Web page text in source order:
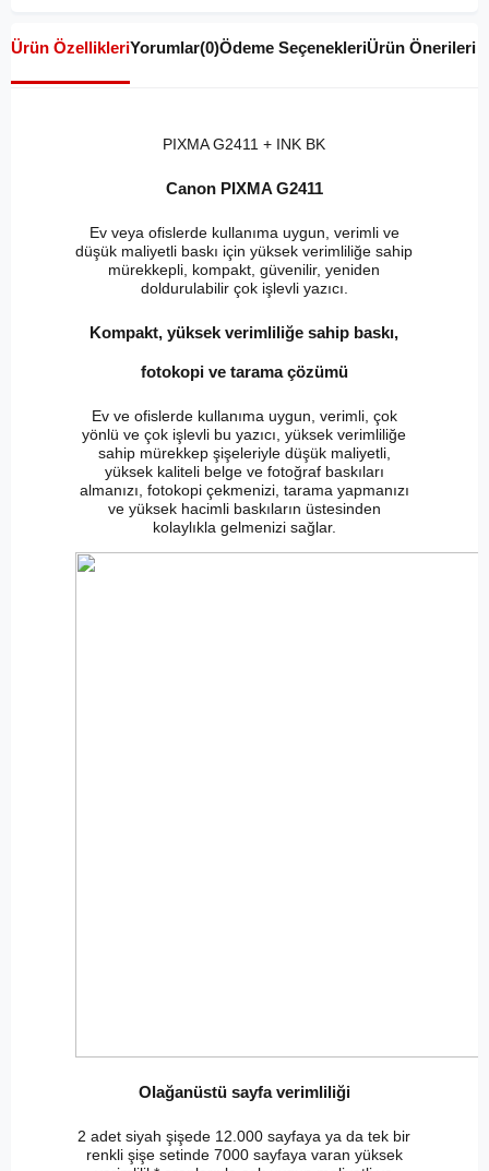
Ürün ÖzellikleriYorumlar(0)Ödeme SeçenekleriÜrün Önerileri
PIXMA G2411 + INK BK
Canon PIXMA G2411
Ev veya ofislerde kullanıma uygun, verimli ve
düşük maliyetli baskı için yüksek verimliliğe sahip
mürekkepli, kompakt, güvenilir, yeniden
doldurulabilir çok işlevli yazıcı.
Kompakt, yüksek verimliliğe sahip baskı,
fotokopi ve tarama çözümü
Ev ve ofislerde kullanıma uygun, verimli, çok
yönlü ve çok işlevli bu yazıcı, yüksek verimliliğe
sahip mürekkep şişeleriyle düşük maliyetli,
yüksek kaliteli belge ve fotoğraf baskıları
almanızı, fotokopi çekmenizi, tarama yapmanızı
ve yüksek hacimli baskıların üstesinden
kolaylıkla gelmenizi sağlar.
Olağanüstü sayfa verimliliği
2 adet siyah şişede 12.000 sayfaya ya da tek bir
renkli şişe setinde 7000 sayfaya varan yüksek